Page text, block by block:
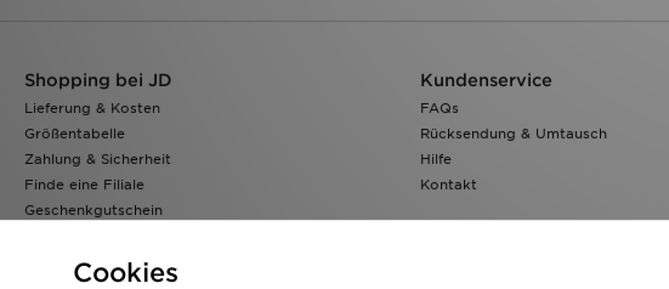
Shopping bei JD
Lieferung & Kosten
Größentabelle
Zahlung & Sicherheit
Finde eine Filiale
Geschenkgutschein
Lade Die App
Kundenservice
FAQs
Rücksendung & Umtausch
Hilfe
Kontakt
Cookies